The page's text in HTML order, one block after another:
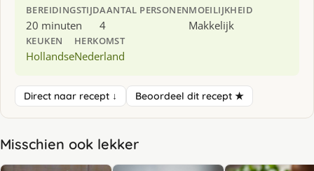
BEREIDINGSTIJD
20 minuten
AANTAL PERSONEN
4
MOEILIJKHEID
Makkelijk
KEUKEN
Hollandse
HERKOMST
Nederland
Direct naar recept ↓ Beoordeel dit recept ★
Misschien ook lekker